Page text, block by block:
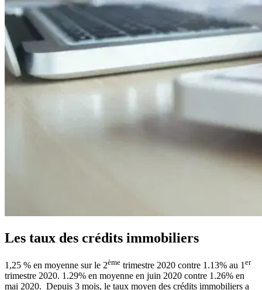
Les taux des crédits immobiliers
1,25 % en moyenne sur le 2ème trimestre 2020 contre 1.13% au 1 er
trimestre 2020. 1.29% en moyenne en juin 2020 contre 1.26% en
mai 2020. Depuis 3 mois, le taux moyen des crédits immobiliers a